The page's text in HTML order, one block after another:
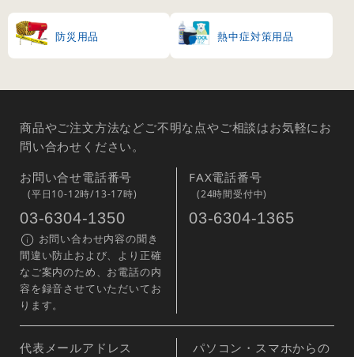
防災用品 熱中症対策用品
商品やご注文方法などご不明な点やご相談はお気軽にお
問い合わせください。
お問い合せ電話番号
(平日10-12時/13-17時)
03-6304-1350
お問い合わせ内容の聞き
間違い防止および、より正確
なご案内のため、お電話の内
容を録音させていただいてお
ります。
FAX電話番号
(24時間受付中)
03-6304-1365
代表メールアドレス
パソコン・スマホからの